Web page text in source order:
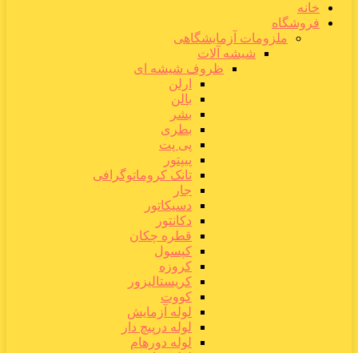
خانه
فروشگاه
ملزومات آزمایشگاهی
شیشه آلات
ظروف شیشه ای
ارلن
بالن
بشر
بطری
پی پت
پیپتور
تانک کروماتوگرافی
جار
دسیکاتور
دکانتور
قطره چکان
کپسول
کروزه
کریستالیزور
کووت
لوله آزمایش
لوله درپیچ دار
لوله دورهام